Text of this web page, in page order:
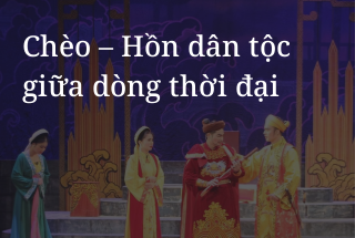
Chèo – Hồn dân tộc
giữa dòng thời đại